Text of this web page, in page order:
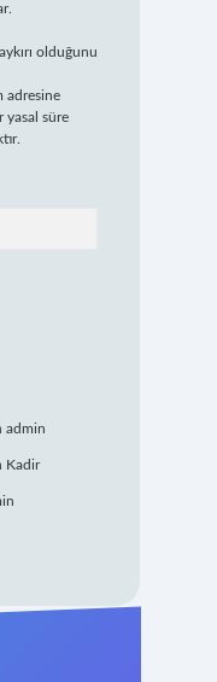
olduğunu
adresine
yasal süre
admin
Kadir